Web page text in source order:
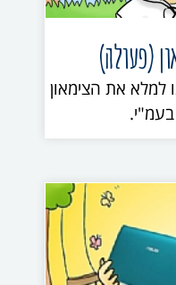
(פעולה)
את הצימאון